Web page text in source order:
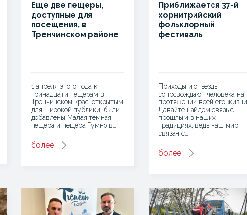
Еще две пещеры,
доступные для
посещения, в
Тренчинском районе
1 апреля этого года к
тринадцати пещерам в
Тренчинском крае, открытым
для широкой публики, были
добавлены Малая темная
пещера и пещера Гумно в…
более
Приближается 37-й
хорнитрийский
фольклорный
фестиваль
Приходы и отъезды
сопровождают человека на
протяжении всей его жизни.
Давайте найдем связь с
прошлым в наших
традициях, ведь наш мир
связан с…
более